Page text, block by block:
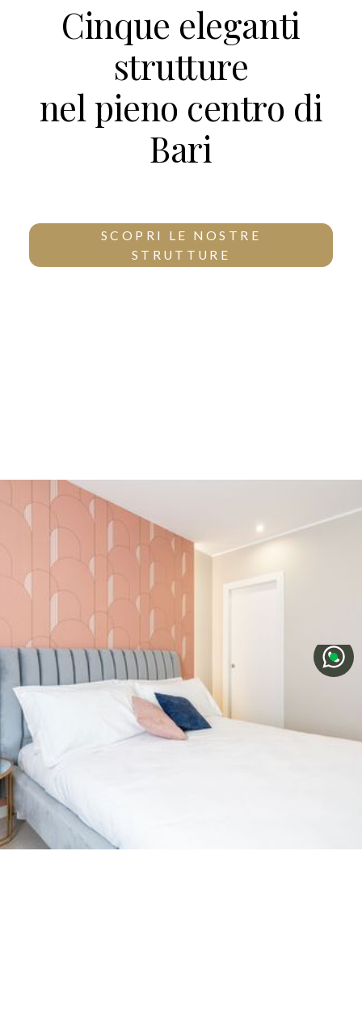
Cinque eleganti
strutture
nel pieno centro di
Bari
SCOPRI LE NOSTRE
STRUTTURE